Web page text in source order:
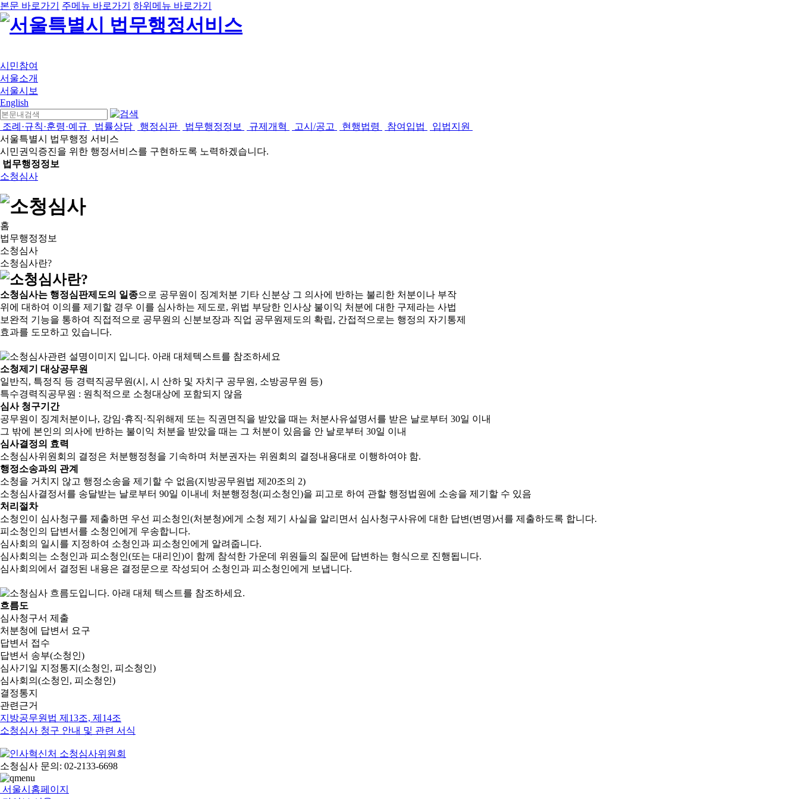
본문 바로가기 주메뉴 바로가기 하위메뉴 바로가기
시민참여
서울소개
서울시보
English
조례·규칙·훈령·예규 법률상담 행정심판 법무행정정보 규제개혁 고시/공고 현행법령 참여입법
입법지원
서울특별시 법무행정 서비스
시민권익증진을 위한 행정서비스를 구현하도록 노력하겠습니다.
법무행정정보
소청심사
홈
법무행정정보
소청심사
소청심사란?
소청심사는 행정심판제도의 일종으로 공무원이 징계처분 기타 신분상 그 의사에 반하는 불리한 처분이나 부작
위에 대하여 이의를 제기할 경우 이를 심사하는 제도로, 위법 부당한 인사상 불이익 처분에 대한 구제라는 사법
보완적 기능을 통하여 직접적으로 공무원의 신분보장과 직업 공무원제도의 확립, 간접적으로는 행정의 자기통제
효과를 도모하고 있습니다.
소청제기 대상공무원
일반직, 특정직 등 경력직공무원(시, 시 산하 및 자치구 공무원, 소방공무원 등)
특수경력직공무원 : 원칙적으로 소청대상에 포함되지 않음
심사 청구기간
공무원이 징계처분이나, 강임·휴직·직위해제 또는 직권면직을 받았을 때는 처분사유설명서를 받은 날로부터 30일 이내
그 밖에 본인의 의사에 반하는 불이익 처분을 받았을 때는 그 처분이 있음을 안 날로부터 30일 이내
심사결정의 효력
소청심사위원회의 결정은 처분행정청을 기속하며 처분권자는 위원회의 결정내용대로 이행하여야 함.
행정소송과의 관계
소청을 거치지 않고 행정소송을 제기할 수 없음(지방공무원법 제20조의 2)
소청심사결정서를 송달받는 날로부터 90일 이내네 처분행정청(피소청인)을 피고로 하여 관할 행정법원에 소송을 제기할 수 있음
처리절차
소청인이 심사청구를 제출하면 우선 피소청인(처분청)에게 소청 제기 사실을 알리면서 심사청구사유에 대한 답변(변명)서를 제출하도록 합니다.
피소청인의 답변서를 소청인에게 우송합니다.
심사회의 일시를 지정하여 소청인과 피소청인에게 알려줍니다.
심사회의는 소청인과 피소청인(또는 대리인)이 함께 참석한 가운데 위원들의 질문에 답변하는 형식으로 진행됩니다.
심사회의에서 결정된 내용은 결정문으로 작성되어 소청인과 피소청인에게 보냅니다.
흐름도
심사청구서 제출
처분청에 답변서 요구
답변서 접수
답변서 송부(소청인)
심사기일 지정통지(소청인, 피소청인)
심사회의(소청인, 피소청인)
결정통지
관련근거
지방공무원법 제13조, 제14조
소청심사 청구 안내 및 관련 서식
소청심사 문의: 02-2133-6698
서울시홈페이지